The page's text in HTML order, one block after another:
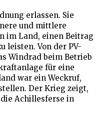
erlassen. Sie
und mittlere
im Land, einen Beitrag
leisten. Von der PV-
Windrad beim Betrieb
für eine
war ein Weckruf,
Der Krieg zeigt,
Achillesferse in